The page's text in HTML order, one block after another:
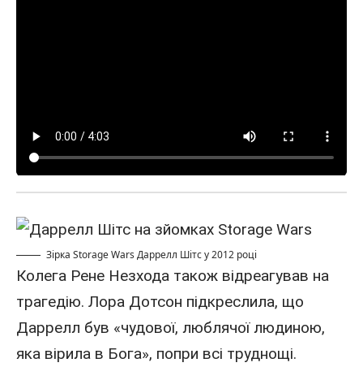
Зірка Storage Wars Даррелл Шітс у 2012 році
Колега Рене Незхода також відреагував на
трагедію. Лора Дотсон підкреслила, що
Даррелл був «чудової, люблячої людиною,
яка вірила в Бога», попри всі труднощі.